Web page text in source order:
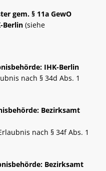
gem. § 11a GewO
Berlin (siehe
IHK-Berlin
nach § 34d Abs. 1
Bezirksamt
nach § 34f Abs. 1
Bezirksamt